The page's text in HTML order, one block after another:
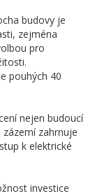
budovy je
zejména
pro
pouhých 40
nejen budoucí
zahrnuje
k elektrické
investice